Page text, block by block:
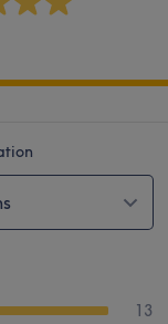
13